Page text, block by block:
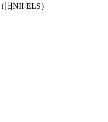
NII-ELS）